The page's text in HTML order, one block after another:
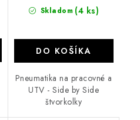
Skladom (4 ks)
DO KOŠÍKA
Pneumatika na pracovné a
UTV - Side by Side
štvorkolky